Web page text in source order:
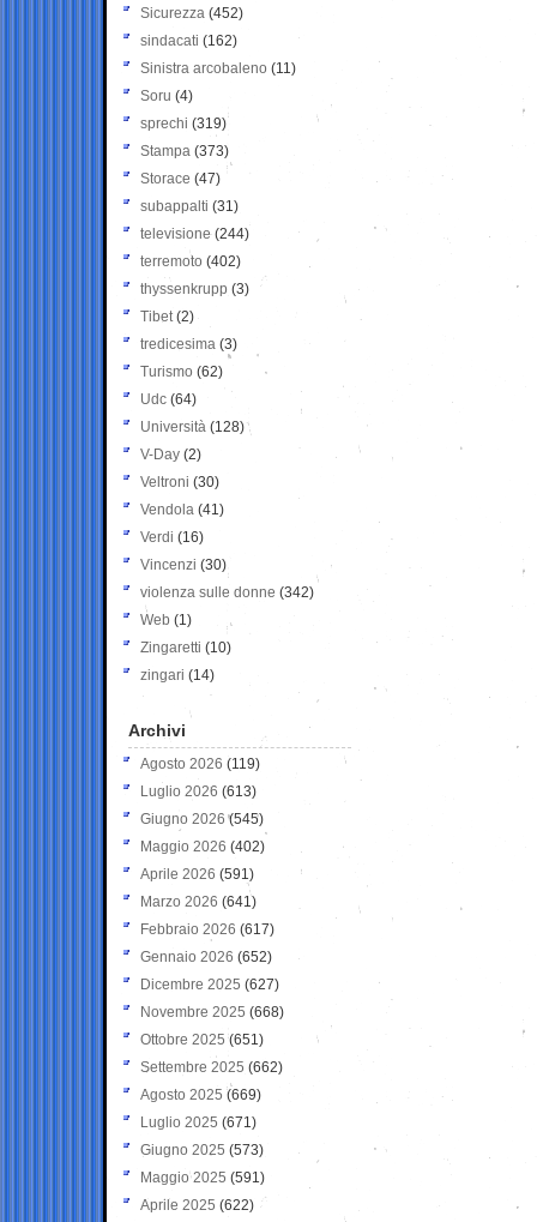
Sicurezza (452)
sindacati (162)
Sinistra arcobaleno (11)
Soru (4)
sprechi (319)
Stampa (373)
Storace (47)
subappalti (31)
televisione(244)
terremoto (402)
thyssenkrupp (3)
Tibet(2)
tredicesima (3)
Turismo (62)
Udc (64)
Università (128)
V-Day (2)
Veltroni (30)
Vendola (41)
Verdi (16)
Vincenzi (30)
violenza sulle donne (342)
Web (1)
Zingaretti (10)
zingari (14)
Archivi
Agosto 2026 (119)
Luglio 2026 (613)
Giugno 2026 (545)
Maggio 2026 (402)
Aprile 2026 (591)
Marzo 2026 (641)
Febbraio 2026 (617)
Gennaio 2026 (652)
Dicembre 2025 (627)
Novembre 2025 (668)
Ottobre 2025 (651)
Settembre 2025 (662)
Agosto 2025 (669)
Luglio 2025 (671)
Giugno 2025 (573)
Maggio 2025 (591)
Aprile 2025 (622)